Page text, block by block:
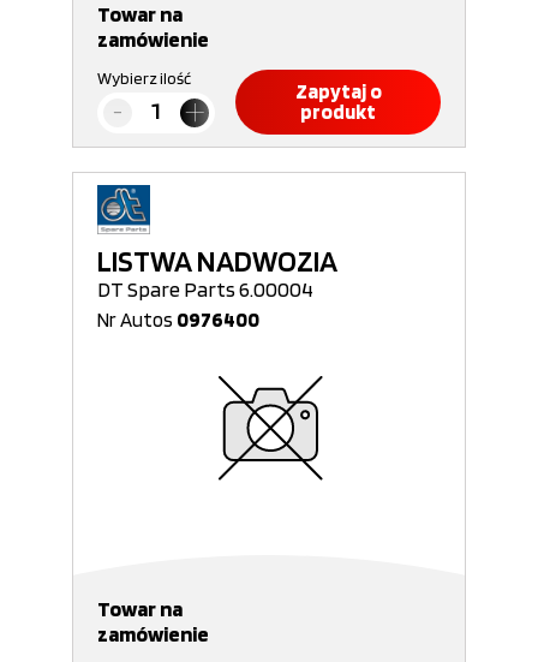
Towar na
zamówienie
Wybierz ilość
Zapytaj o
produkt
LISTWA NADWOZIA
DT Spare Parts 6.00004
Nr Autos 0976400
Towar na
zamówienie